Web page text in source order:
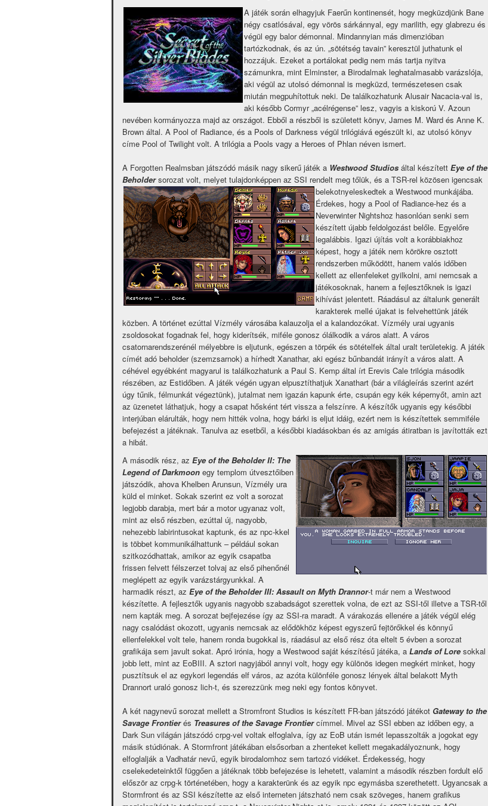
A játék során elhagyjuk Faerűn kontinensét, hogy megküzdjünk Bane
négy csatlósával, egy vörös sárkánnyal, egy marilith, egy glabrezu és
végül egy balor démonnal. Mindannyian más dimenzióban
tartózkodnak, és az ún. „sötétség tavain” keresztül juthatunk el
hozzájuk. Ezeket a portálokat pedig nem más tartja nyitva
számunkra, mint Elminster, a Birodalmak leghatalmasabb varázslója,
aki végül az utolsó démonnal is megküzd, természetesen csak
miután megpuhítottuk neki. De találkozhatunk Alusair Nacacia-val is,
aki később Cormyr „acélrégense” lesz, vagyis a kiskorú V. Azoun
nevében kormányozza majd az országot. Ebből a részből is született könyv, James M. Ward és Anne K.
Brown által. A Pool of Radiance, és a Pools of Darkness végül trilógiává egészült ki, az utolsó könyv
címe Pool of Twilight volt. A trilógia a Pools vagy a Heroes of Phlan néven ismert.
A Forgotten Realmsban játszódó másik nagy sikerű játék a Westwood Studios által készített Eye of the
Beholdersorozat volt, melyet tulajdonképpen az SSI rendelt meg tőlük, és a TSR-rel közösen igencsak
belekotnyeleskedtek a Westwood munkájába.
Érdekes, hogy a Pool of Radiance-hez és a
Neverwinter Nightshoz hasonlóan senki sem
készített újabb feldolgozást belőle. Egyelőre
legalábbis. Igazi újítás volt a korábbiakhoz
képest, hogy a játék nem körökre osztott
rendszerben működött, hanem valós időben
kellett az ellenfeleket gyilkolni, ami nemcsak a
játékosoknak, hanem a fejlesztőknek is igazi
kihívást jelentett. Ráadásul az általunk generált
karakterek mellé újakat is felvehettünk játék
közben. A történet ezúttal Vízmély városába kalauzolja el a kalandozókat. Vízmély urai ugyanis
zsoldosokat fogadnak fel, hogy kiderítsék, miféle gonosz ólálkodik a város alatt. A város
csatornarendszerénél mélyebbre is eljutunk, egészen a törpék és sötételfek által uralt területekig. A játék
címét adó beholder (szemzsarnok) a hírhedt Xanathar, aki egész bűnbandát irányít a város alatt. A
céhével egyébként magyarul is találkozhatunk a Paul S. Kemp által írt Erevis Cale trilógia második
részében, az Estidőben. A játék végén ugyan elpusztíthatjuk Xanathart (bár a világleírás szerint azért
úgy tűnik, félmunkát végeztünk), jutalmat nem igazán kapunk érte, csupán egy kék képernyőt, amin azt
az üzenetet láthatjuk, hogy a csapat hősként tért vissza a felszínre. A készítők ugyanis egy későbbi
interjúban elárulták, hogy nem hitték volna, hogy bárki is eljut idáig, ezért nem is készítettek semmiféle
befejezést a játéknak. Tanulva az esetből, a későbbi kiadásokban és az amigás átiratban is javították ezt
a hibát.
A második rész, az Eye of the Beholder II: The
Legend of Darkmoon egy templom útvesztőiben
játszódik, ahova Khelben Arunsun, Vízmély ura
küld el minket. Sokak szerint ez volt a sorozat
legjobb darabja, mert bár a motor ugyanaz volt,
mint az első részben, ezúttal új, nagyobb,
nehezebb labirintusokat kaptunk, és az npc-kkel
is többet kommunikálhattunk – például sokan
szitkozódhattak, amikor az egyik csapatba
frissen felvett félszerzet tolvaj az első pihenőnél
meglépett az egyik varázstárgyunkkal. A
harmadik részt, az Eye of the Beholder III: Assault on Myth Drannor-t már nem a Westwood
készítette. A fejlesztők ugyanis nagyobb szabadságot szerettek volna, de ezt az SSI-től illetve a TSR-től
nem kapták meg. A sorozat bejfejezése így az SSI-ra maradt. A várakozás ellenére a játék végül elég
nagy csalódást okozott, ugyanis nemcsak az elődökhöz képest egyszerű fejtörőkkel és könnyű
ellenfelekkel volt tele, hanem ronda bugokkal is, ráadásul az első rész óta eltelt 5 évben a sorozat
grafikája sem javult sokat. Apró irónia, hogy a Westwood saját készítésű játéka, a Lands of Lore sokkal
jobb lett, mint az EoBIII. A sztori nagyjából annyi volt, hogy egy különös idegen megkért minket, hogy
pusztítsuk el az egykori legendás elf város, az azóta különféle gonosz lények által belakott Myth
Drannort uraló gonosz lich-t, és szerezzünk meg neki egy fontos könyvet.
A két nagynevű sorozat mellett a Stromfront Studios is készített FR-ban játszódó játékot Gateway to the
Savage Frontierés Treasures of the Savage Frontiercímmel. Mivel az SSI ebben az időben egy, a
Dark Sun világán játszódó crpg-vel voltak elfoglalva, így az EoB után ismét lepasszolták a jogokat egy
másik stúdiónak. A Stormfront játékában elsősorban a zhenteket kellett megakadályoznunk, hogy
elfoglalják a Vadhatár nevű, egyik birodalomhoz sem tartozó vidéket. Érdekesség, hogy
cselekedeteinktől függően a játéknak több befejezése is lehetett, valamint a második részben fordult elő
először az crpg-k történetében, hogy a karakterünk és az egyik npc egymásba szerethetett. Ugyancsak a
Stormfront és az SSI készítette az első interneten játszható nem csak szöveges, hanem grafikus